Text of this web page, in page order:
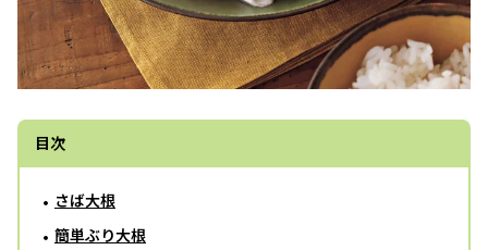
目次
さば大根
簡単ぶり大根